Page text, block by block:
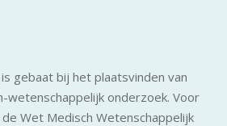
gebaat bij het plaatsvinden van
wetenschappelijk onderzoek. Voor
Wet Medisch Wetenschappelijk